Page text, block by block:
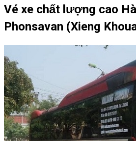
Vé xe chất lượng cao
Phonsavan (Xieng